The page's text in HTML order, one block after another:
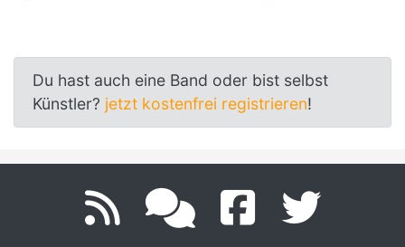
Du hast auch eine Band oder bist selbst
Künstler? jetzt kostenfrei registrieren!